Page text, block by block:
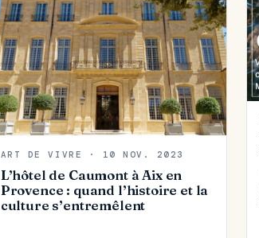
ART DE VIVRE · 10 NOV. 2023
L’hôtel de Caumont à Aix en
Provence : quand l’histoire et la
culture s’entremêlent